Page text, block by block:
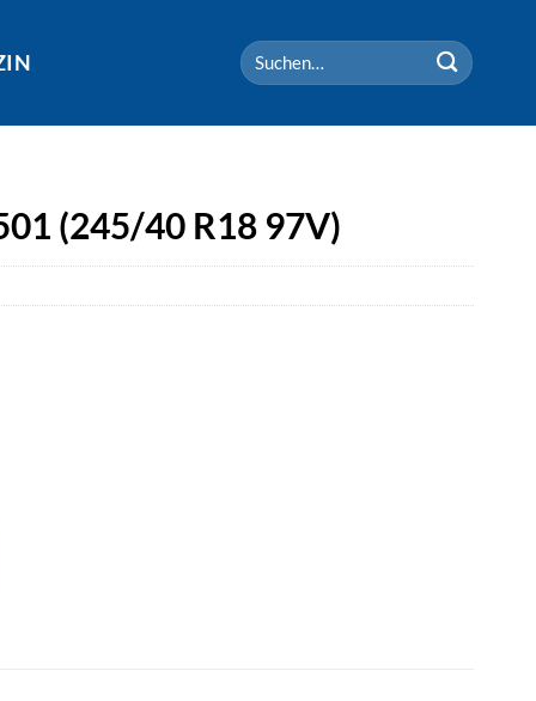
Suchen
nach:
(245/40 R18 97V)